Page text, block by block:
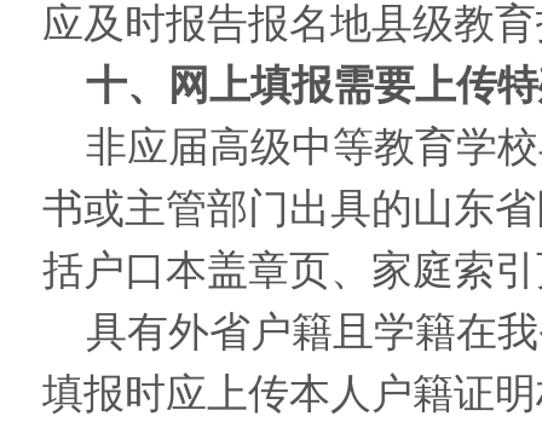
应及时报告报名地县级教
十、网上填报需要上传
非应届高级中等教育学
书或主管部门出具的山东
括户口本盖章页、家庭索
具有外省户籍且学籍在
填报时应上传本人户籍证